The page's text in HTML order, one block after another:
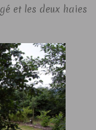
et les deux haies